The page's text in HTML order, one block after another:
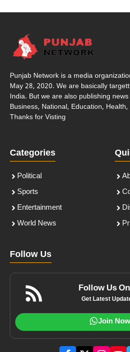
Punjab Network is a media
May 28, 2020. We are basically
India. But we are also publishing
Business, National, Education,
Thanks for Visting
Categories
Political
Sports
Entertainment
World News
Follow Us
Follow Us
Get Latest
Join Now